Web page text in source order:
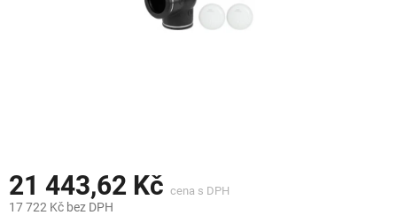
21 443,62 Kč
17 722 Kč bez DPH